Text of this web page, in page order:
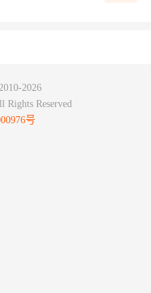
2026
Rights Reserved
号